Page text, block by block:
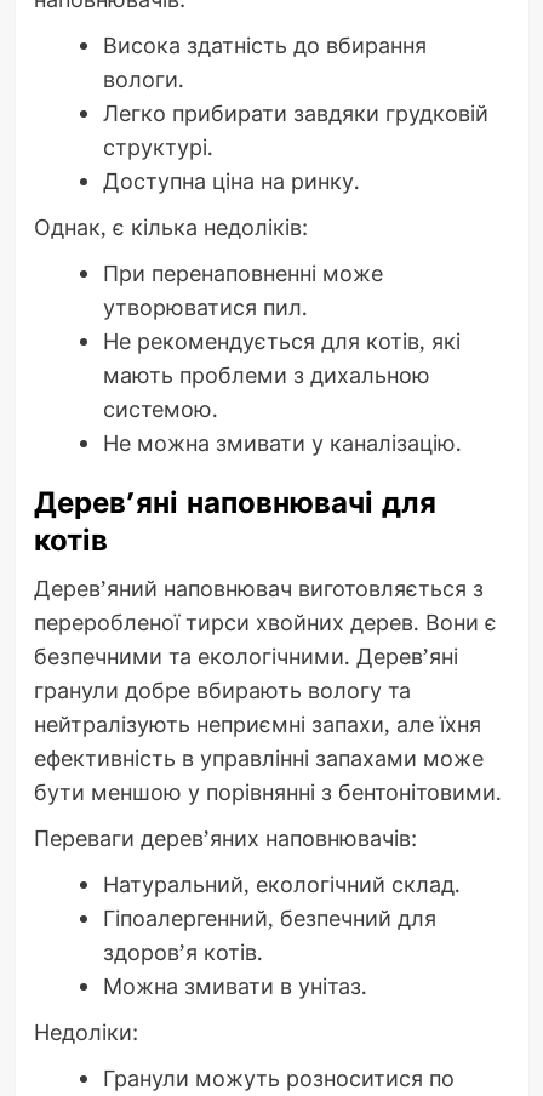
Висока здатність до вбирання
вологи.
Легко прибирати завдяки грудковій
структурі.
Доступна ціна на ринку.
Однак, є кілька недоліків:
При перенаповненні може
утворюватися пил.
Не рекомендується для котів, які
мають проблеми з дихальною
системою.
Не можна змивати у каналізацію.
Дерев’яні наповнювачі для
котів
Дерев’яний наповнювач виготовляється з
переробленої тирси хвойних дерев. Вони є
безпечними та екологічними. Дерев’яні
гранули добре вбирають вологу та
нейтралізують неприємні запахи, але їхня
ефективність в управлінні запахами може
бути меншою у порівнянні з бентонітовими.
Переваги дерев’яних наповнювачів:
Натуральний, екологічний склад.
Гіпоалергенний, безпечний для
здоров’я котів.
Можна змивати в унітаз.
Недоліки:
Гранули можуть розноситися по